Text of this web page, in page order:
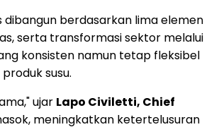
berdasarkan lima elemen
serta transformasi sektor melalui
konsisten namun tetap fleksibel
susu.
ujar Lapo Civiletti, Chief
meningkatkan ketertelusuran